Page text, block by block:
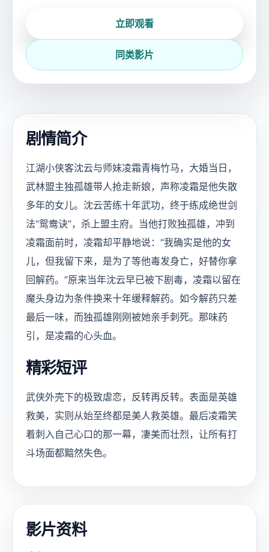
立即观看
同类影片
剧情简介
江湖小侠客沈云与师妹凌霜青梅竹马，大婚当日，
武林盟主独孤雄带人抢走新娘，声称凌霜是他失散
多年的女儿。沈云苦练十年武功，终于练成绝世剑
法“鸳鸯诀”，杀上盟主府。当他打败独孤雄，冲到
凌霜面前时，凌霜却平静地说：“我确实是他的女
儿，但我留下来，是为了等他毒发身亡，好替你拿
回解药。”原来当年沈云早已被下剧毒，凌霜以留在
魔头身边为条件换来十年缓释解药。如今解药只差
最后一味，而独孤雄刚刚被她亲手刺死。那味药
引，是凌霜的心头血。
精彩短评
武侠外壳下的极致虐恋，反转再反转。表面是英雄
救美，实则从始至终都是美人救英雄。最后凌霜笑
着刺入自己心口的那一幕，凄美而壮烈，让所有打
斗场面都黯然失色。
影片资料